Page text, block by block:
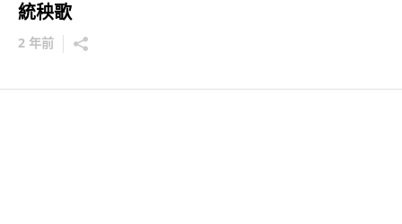
統秧歌
2 年前